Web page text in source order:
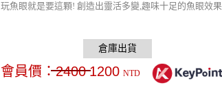
玩魚眼就是要這顆! 創造出靈活多變,趣味十足的魚眼效
會員價：2400 1200 NTD